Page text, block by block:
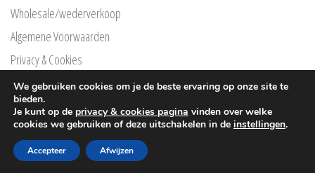
Wholesale/wederverkoop
Algemene Voorwaarden
Privacy & Cookies
Privacyverklaring Klarna
Free Printables
© CopyrightKoetjes en kaartjes2026 |
We gebruiken cookies om je de beste ervaring op onze site te
bieden.
Je kunt op de privacy & cookies pagina vinden over welke
cookies we gebruiken of deze uitschakelen in de instellingen.
Accepteer Afwijzen